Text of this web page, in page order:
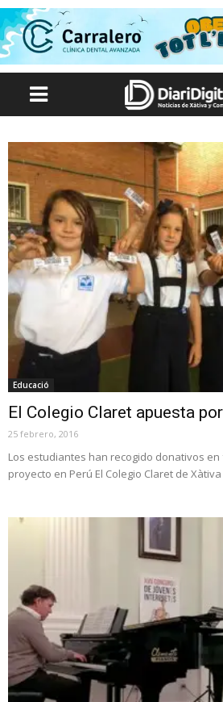
Educació
El Colegio Claret apuesta
25 febrero, 2016
Los estudiantes han recogido donativos
proyecto en Perú El Colegio Claret de